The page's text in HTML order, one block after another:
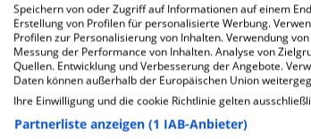
12.9
Ärzte
Speichern von oder Zugriff auf Informationen auf einem
Erstellung von Profilen für personalisierte Werbung.
Profilen zur Personalisierung von Inhalten. Verwendung
Messung der Performance von Inhalten. Analyse von
Quellen. Entwicklung und Verbesserung der Angebote.
Daten können außerhalb der Europäischen Union
Ihre Einwilligung und die cookie Richtlinie gelten
Partnerliste anzeigen (1 IAB-Anbieter)